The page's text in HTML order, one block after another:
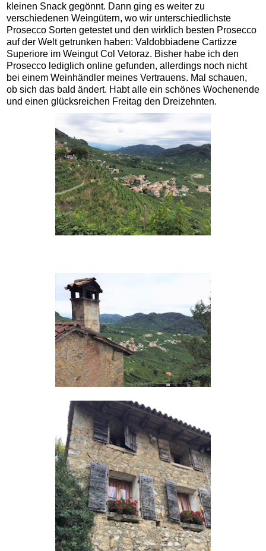
kleinen Snack gegönnt. Dann ging es weiter zu
verschiedenen Weingütern, wo wir unterschiedlichste
Prosecco Sorten getestet und den wirklich besten Prosecco
auf der Welt getrunken haben: Valdobbiadene Cartizze
Superiore im Weingut Col Vetoraz. Bisher habe ich den
Prosecco lediglich online gefunden, allerdings noch nicht
bei einem Weinhändler meines Vertrauens. Mal schauen,
ob sich das bald ändert. Habt alle ein schönes Wochenende
und einen glücksreichen Freitag den Dreizehnten.